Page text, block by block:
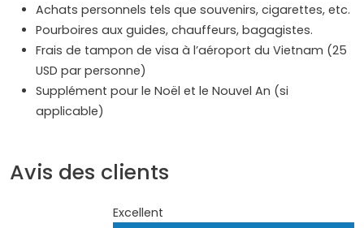
Achats personnels tels que souvenirs, cigarettes, etc.
Pourboires aux guides, chauffeurs, bagagistes.
Frais de tampon de visa à l’aéroport du Vietnam (25
USD par personne)
Supplément pour le Noël et le Nouvel An (si
applicable)
Avis des clients
Excellent